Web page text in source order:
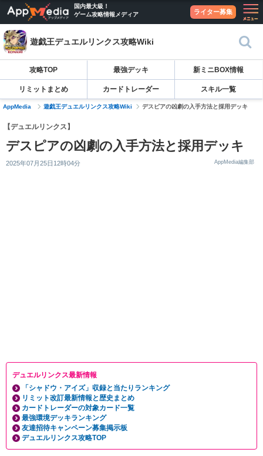
国内最大級！
ゲーム攻略情報メディア
ライター募集
遊戯王デュエルリンクス攻略Wiki
攻略TOP 最強デッキ 新ミニBOX情報
リミットまとめ カードトレーダー スキル一覧
AppMedia 遊戯王デュエルリンクス攻略Wiki デスピアの凶劇の入手方法と採用デッキ
【デュエルリンクス】
デスピアの凶劇の入手方法と採用デッキ
2025年07月25日12時04分 AppMedia編集部
デュエルリンクス最新情報
「シャドウ・アイズ」収録と当たりランキング
リミット改訂最新情報と歴史まとめ
カードトレーダーの対象カード一覧
最強環境デッキランキング
友達招待キャンペーン募集掲示板
デュエルリンクス攻略TOP